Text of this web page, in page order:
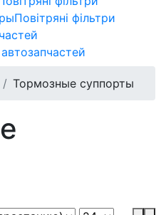
фільтри
Тормозные суппорты